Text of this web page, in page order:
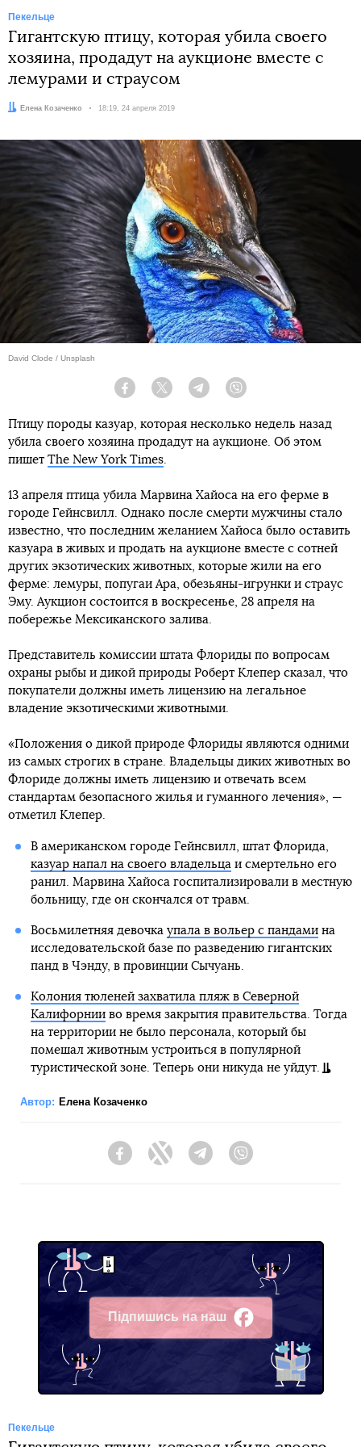
Пекельце
Гигантскую птицу, которая убила своего
хозяина, продадут на аукционе вместе с
лемурами и страусом
Автор:Елена Козаченко Дата:
18:19, 24 апреля 2019
David Clode / Unsplash
Facebook Twitter Telegram
Птицу породы казуар, которая несколько недель назад
убила своего хозяина продадут на аукционе. Об этом
пишет The New York Times
13 апреля птица убила Марвина Хайоса на его ферме в
городе Гейнсвилл. Однако после смерти мужчины стало
известно, что последним желанием Хайоса было оставить
казуара в живых и продать на аукционе вместе с сотней
других экзотических животных, которые жили на его
ферме: лемуры, попугаи Ара, обезьяны-игрунки и страус
Эму. Аукцион состоится в воскресенье, 28 апреля на
побережье Мексиканского залива.
Представитель комиссии штата Флориды по вопросам
охраны рыбы и дикой природы Роберт Клепер сказал, что
покупатели должны иметь лицензию на легальное
владение экзотическими животными.
«Положения о дикой природе Флориды являются одними
из самых строгих в стране. Владельцы диких животных во
Флориде должны иметь лицензию и отвечать всем
стандартам безопасного жилья и гуманного лечения», —
отметил Клепер.
В американском городе Гейнсвилл, штат Флорида,
казуар напал на своего владельца и смертельно его
ранил. Марвина Хайоса госпитализировали в местную
больницу, где он скончался от травм.
Восьмилетняя девочка упала в вольер с пандамина
исследовательской базе по разведению гигантских
панд в Чэнду, в провинции Сычуань.
Колония тюленей захватила пляж в Северной
Калифорнииво время закрытия правительства. Тогда
на территории не было персонала, который бы
помешал животным устроиться в популярной
туристической зоне. Теперь они никуда не уйдут.
Автор: Елена Козаченко
FacebookTwitter Telegram
Підпишись на наш
Facebook
Пекельце